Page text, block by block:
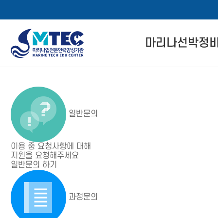
메
본
메뉴 버튼
4CSoft
마리나선박정
일반문의
이용 중 요청사항에 대해
지원을 요청해주세요
일반문의 하기
과정문의